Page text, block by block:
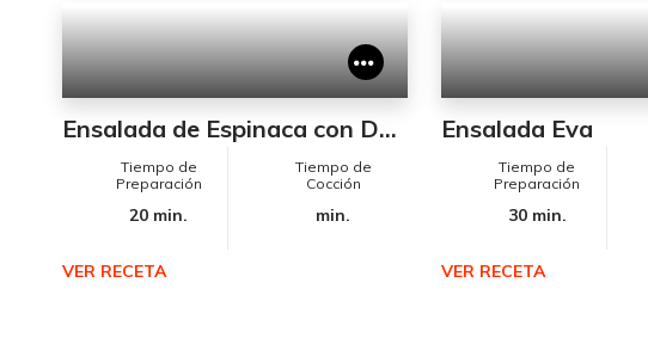
Ensalada de Espinaca con Duraznos
Tiempo de
Preparación
20 min.
Tiempo de
Cocción
min.
VER RECETA
Ensalada Eva
Tiempo de
Preparación
30 min.
VER RECETA